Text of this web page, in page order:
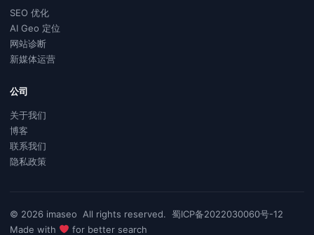
SEO 优化
AI Geo 定位
网站诊断
新媒体运营
公司
关于我们
博客
联系我们
隐私政策
© 2026 imaseo All rights reserved. 蜀ICP备2022030060号-12
Made with
for better search